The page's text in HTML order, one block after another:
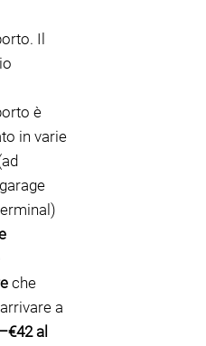
Il
è
in varie
che
a
al